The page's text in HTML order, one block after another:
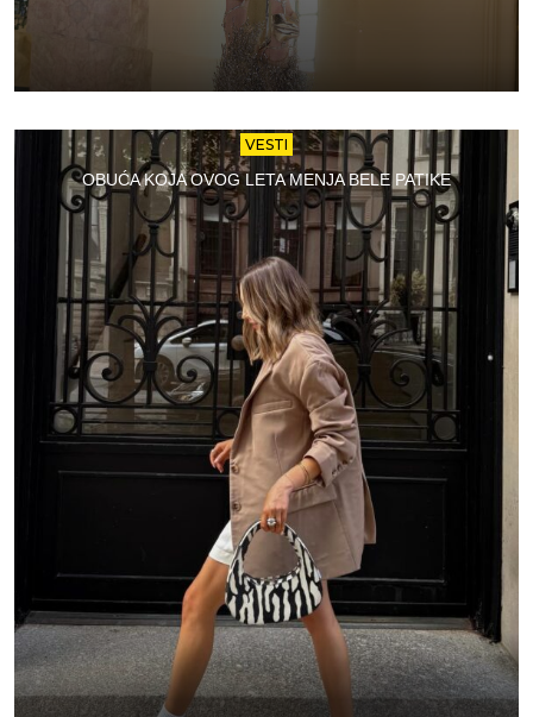
VESTI
OBUĆA KOJA OVOG LETA MENJA BELE PATIKE